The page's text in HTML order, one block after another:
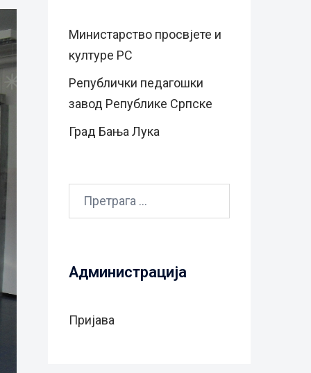
Министарство просвјете и
културе РС
Републички педагошки
завод Републике Српске
Град Бањa Лукa
Претрага
Администрација
Пријава